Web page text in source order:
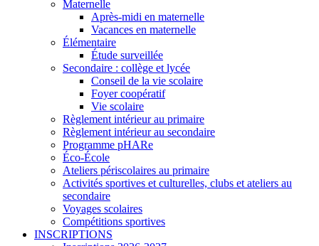
Maternelle
Après-midi en maternelle
Vacances en maternelle
Élémentaire
Étude surveillée
Secondaire : collège et lycée
Conseil de la vie scolaire
Foyer coopératif
Vie scolaire
Règlement intérieur au primaire
Règlement intérieur au secondaire
Programme pHARe
Éco-École
Ateliers périscolaires au primaire
Activités sportives et culturelles, clubs et ateliers au
secondaire
Voyages scolaires
Compétitions sportives
INSCRIPTIONS